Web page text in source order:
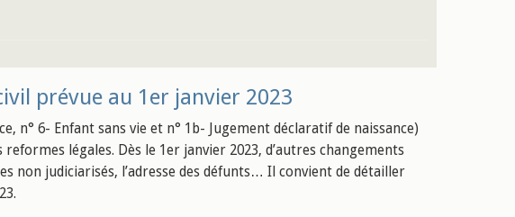
prévue au 1er janvier 2023
n° 6- Enfant sans vie et n° 1b- Jugement déclaratif de naissance)
légales. Dès le 1er janvier 2023, d’autres changements
non judiciarisés, l’adresse des défunts… Il convient de détailler